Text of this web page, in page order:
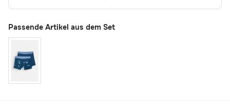
Passende Artikel aus dem Set